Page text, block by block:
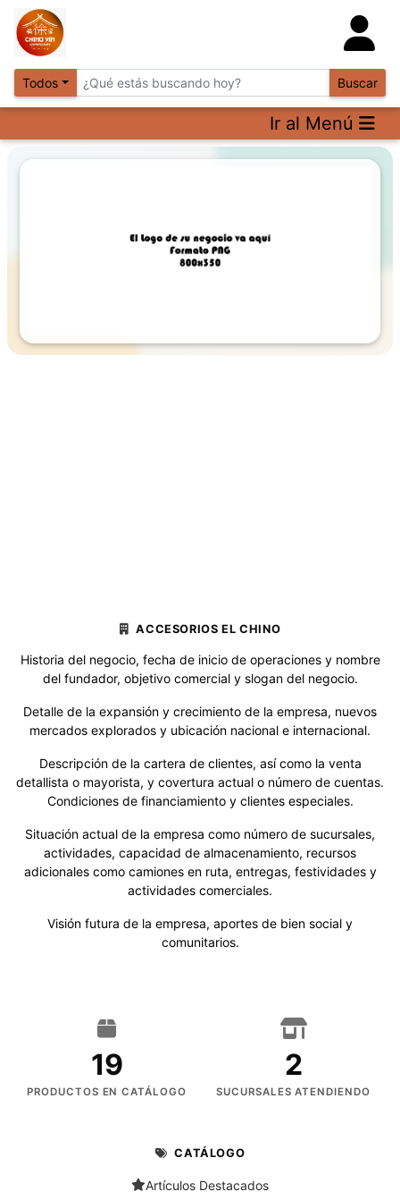
Todos Buscar
Ir al Menú
ACCESORIOS EL CHINO
Historia del negocio, fecha de inicio de operaciones y nombre
del fundador, objetivo comercial y slogan del negocio.
Detalle de la expansión y crecimiento de la empresa, nuevos
mercados explorados y ubicación nacional e internacional.
Descripción de la cartera de clientes, así como la venta
detallista o mayorista, y covertura actual o número de cuentas.
Condiciones de financiamiento y clientes especiales.
Situación actual de la empresa como número de sucursales,
actividades, capacidad de almacenamiento, recursos
adicionales como camiones en ruta, entregas, festividades y
actividades comerciales.
Visión futura de la empresa, aportes de bien social y
comunitarios.
19
PRODUCTOS EN CATÁLOGO
2
SUCURSALES ATENDIENDO
CATÁLOGO
Artículos Destacados